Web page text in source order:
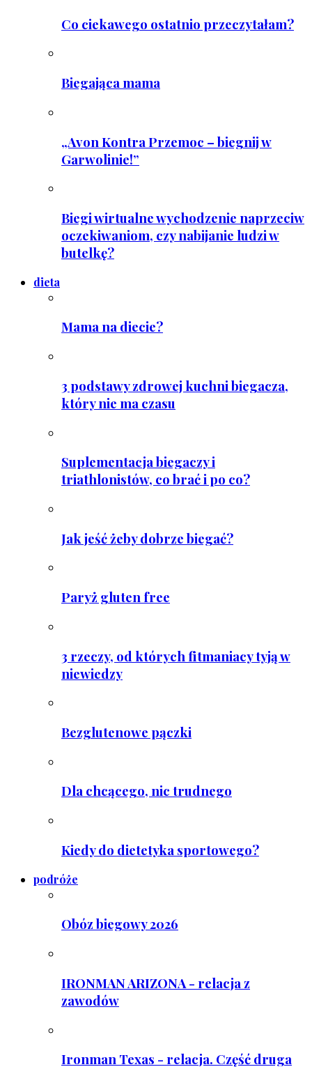
Co ciekawego ostatnio przeczytałam?
Biegająca mama
„Avon Kontra Przemoc – biegnij w
Garwolinie!”
Biegi wirtualne wychodzenie naprzeciw
oczekiwaniom, czy nabijanie ludzi w
butelkę?
dieta
Mama na diecie?
3 podstawy zdrowej kuchni biegacza,
który nie ma czasu
Suplementacja biegaczy i
triathlonistów, co brać i po co?
Jak jeść żeby dobrze biegać?
Paryż gluten free
3 rzeczy, od których fitmaniacy tyją w
niewiedzy
Bezglutenowe pączki
Dla chcącego, nic trudnego
Kiedy do dietetyka sportowego?
podróże
Obóz biegowy 2026
IRONMAN ARIZONA - relacja z
zawodów
Ironman Texas - relacja. Część druga